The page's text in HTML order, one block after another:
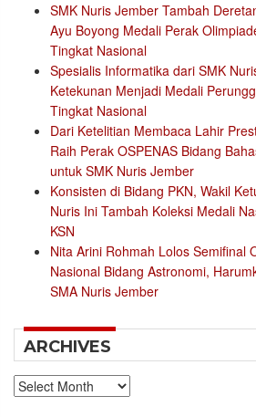
SMK Nuris Jember Tambah
Ayu Boyong Medali Perak
Tingkat Nasional
Spesialis Informatika dari SMK
Ketekunan Menjadi Medali
Tingkat Nasional
Dari Ketelitian Membaca Lahir
Raih Perak OSPENAS Bidang
untuk SMK Nuris Jember
Konsisten di Bidang PKN, Wakil
Nuris Ini Tambah Koleksi Medali
KSN
Nita Arini Rohmah Lolos Semifinal
Nasional Bidang Astronomi,
SMA Nuris Jember
ARCHIVES
Archives